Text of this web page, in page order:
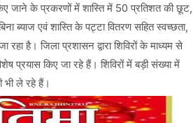
जाने के प्रकरणों में शास्ति में 50 प्रतिशत की छूट,
ब्याज एवं शास्ति के पट्टा वितरण सहित स्वच्छता,
है। जिला प्रशासन द्वारा शिविरों के माध्यम से
प्रयास किए जा रहे हैं। शिविरों में बड़ी संख्या में
भी ले रहे हैं।